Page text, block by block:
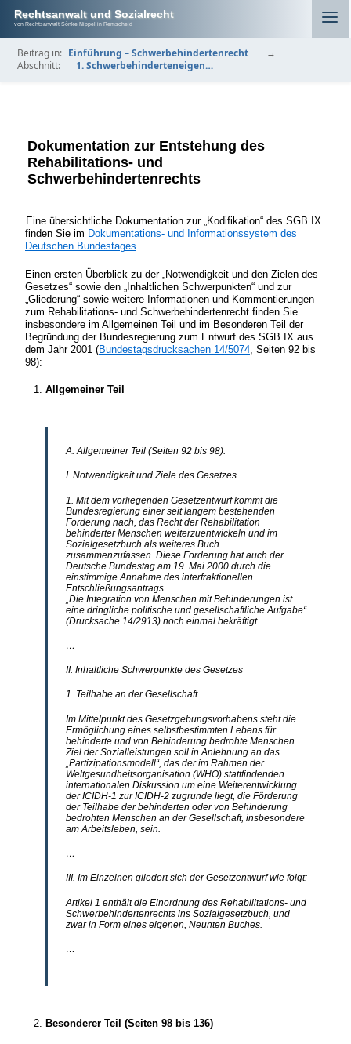
Rechtsanwalt und Sozialrecht
von Rechtsanwalt Sönke Nippel in Remscheid
Beitrag in: Einführung – Schwerbehindertenrecht
→
Abschnitt:
1. Schwerbehinderten­eigen…
Dokumentation zur Entstehung des
Rehabilitations- und
Schwerbehindertenrechts
Eine übersichtliche Dokumentation zur „Kodifikation“ des SGB IX
finden Sie im Dokumentations- und Informationssystem des
Deutschen Bundestages.
Einen ersten Überblick zu der „Notwendigkeit und den Zielen des
Gesetzes“ sowie den „Inhaltlichen Schwerpunkten“ und zur
„Gliederung“ sowie weitere Informationen und Kommentierungen
zum Rehabilitations- und Schwerbehindertenrecht finden Sie
insbesondere im Allgemeinen Teil und im Besonderen Teil der
Begründung der Bundesregierung zum Entwurf des SGB IX aus
dem Jahr 2001 (Bundestagsdrucksachen 14/5074 , Seiten 92 bis
98):
Allgemeiner Teil
A. Allgemeiner Teil (Seiten 92 bis 98):
I. Notwendigkeit und Ziele des Gesetzes
1. Mit dem vorliegenden Gesetzentwurf kommt die
Bundesregierung einer seit langem bestehenden
Forderung nach, das Recht der Rehabilitation
behinderter Menschen weiterzuentwickeln und im
Sozialgesetzbuch als weiteres Buch
zusammenzufassen. Diese Forderung hat auch der
Deutsche Bundestag am 19. Mai 2000 durch die
einstimmige Annahme des interfraktionellen
Entschließungsantrags
„Die Integration von Menschen mit Behinderungen ist
eine dringliche politische und gesellschaftliche Aufgabe“
(Drucksache 14/2913) noch einmal bekräftigt.
…
II. Inhaltliche Schwerpunkte des Gesetzes
1. Teilhabe an der Gesellschaft
Im Mittelpunkt des Gesetzgebungsvorhabens steht die
Ermöglichung eines selbstbestimmten Lebens für
behinderte und von Behinderung bedrohte Menschen.
Ziel der Sozialleistungen soll in Anlehnung an das
„Partizipationsmodell“, das der im Rahmen der
Weltgesundheitsorganisation (WHO) stattfindenden
internationalen Diskussion um eine Weiterentwicklung
der ICIDH-1 zur ICIDH-2 zugrunde liegt, die Förderung
der Teilhabe der behinderten oder von Behinderung
bedrohten Menschen an der Gesellschaft, insbesondere
am Arbeitsleben, sein.
…
III. Im Einzelnen gliedert sich der Gesetzentwurf wie folgt:
Artikel 1 enthält die Einordnung des Rehabilitations- und
Schwerbehindertenrechts ins Sozialgesetzbuch, und
zwar in Form eines eigenen, Neunten Buches.
…
Besonderer Teil (Seiten 98 bis 136)